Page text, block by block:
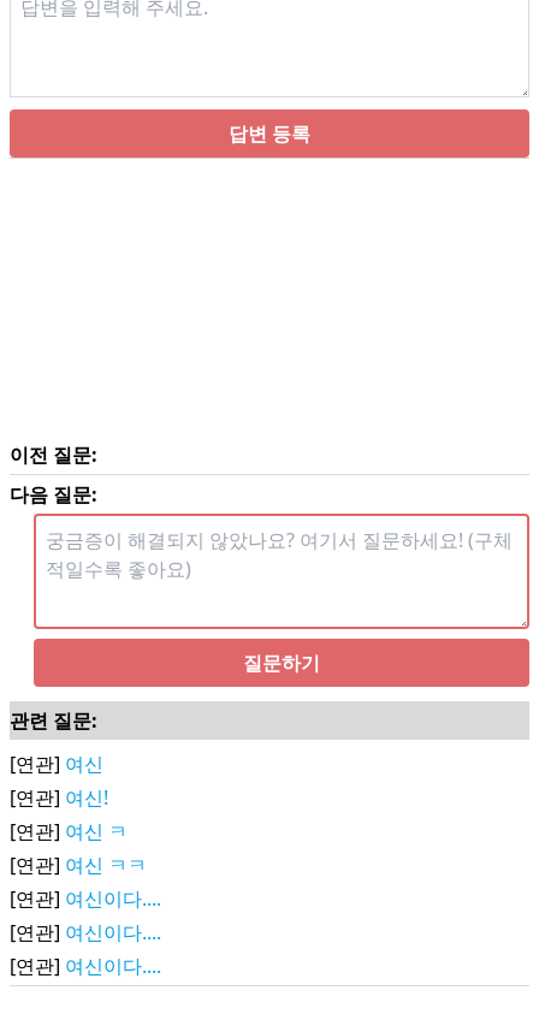
답변 등록
이전 질문:
다음 질문:
질문하기
관련 질문:
[연관] 여신
[연관] 여신!
[연관] 여신 ㅋ
[연관] 여신 ㅋㅋ
[연관] 여신이다....
[연관] 여신이다....
[연관] 여신이다....